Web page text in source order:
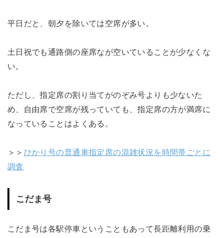
平日だと、朝夕を除いては空席が多い。
土日祝でも通路側の座席なが空いていることが少なくな
い。
ただし、指定席の割り当てがのぞみ号よりも少ないた
め、自由席で空席が残っていても、指定席の方が満席に
なっていることはよくある。
＞＞ ひかり号の普通車指定席の混雑状況を時間帯ごとに
調査
こだま号
こだま号は各駅停車ということもあって長距離利用の乗